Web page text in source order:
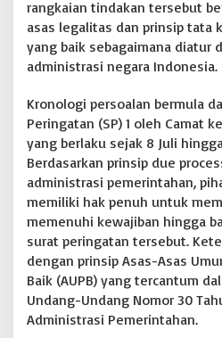
K
a
s
u
a
d
s
i
c
a
p
a
M
e
n
rangkaian tindakan tersebut
asas legalitas dan prinsip tata
yang baik sebagaimana diatur
administrasi negara Indonesia.
Kronologi persoalan bermula
Peringatan (SP) 1 oleh Camat
yang berlaku sejak 8 Juli hingga
Berdasarkan prinsip due
administrasi pemerintahan,
memiliki hak penuh untuk
memenuhi kewajiban hingga
surat peringatan tersebut.
dengan prinsip Asas-Asas
Baik (AUPB) yang tercantum
Undang-Undang Nomor 30
Administrasi Pemerintahan.